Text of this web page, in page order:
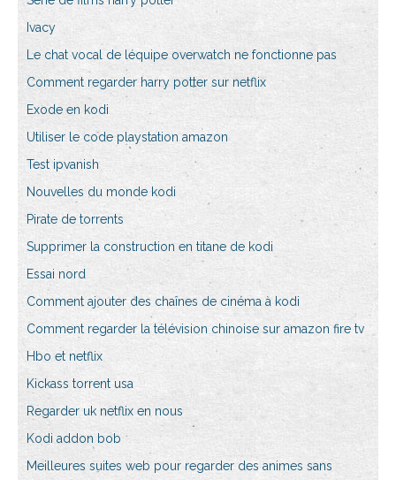
Ivacy
Le chat vocal de léquipe overwatch ne fonctionne pas
Comment regarder harry potter sur netflix
Exode en kodi
Utiliser le code playstation amazon
Test ipvanish
Nouvelles du monde kodi
Pirate de torrents
Supprimer la construction en titane de kodi
Essai nord
Comment ajouter des chaînes de cinéma à kodi
Comment regarder la télévision chinoise sur amazon fire tv
Hbo et netflix
Kickass torrent usa
Regarder uk netflix en nous
Kodi addon bob
Meilleures suites web pour regarder des animes sans